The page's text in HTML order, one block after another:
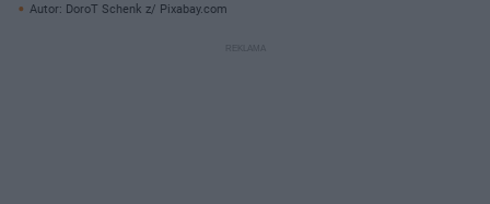
Autor: DoroT Schenk z/ Pixabay.com